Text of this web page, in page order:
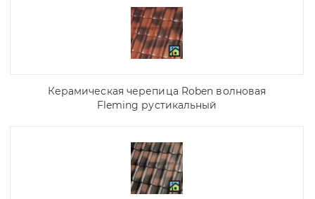
Керамическая черепица Roben волновая
Fleming рустикальный